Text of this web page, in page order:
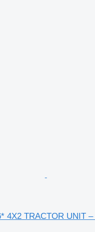
4X2 TRACTOR UNIT